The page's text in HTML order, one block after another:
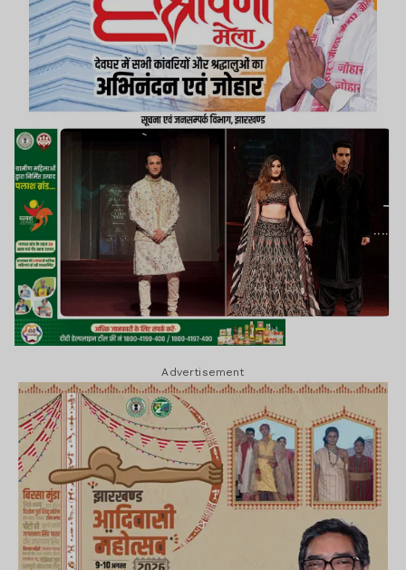
Advertisement